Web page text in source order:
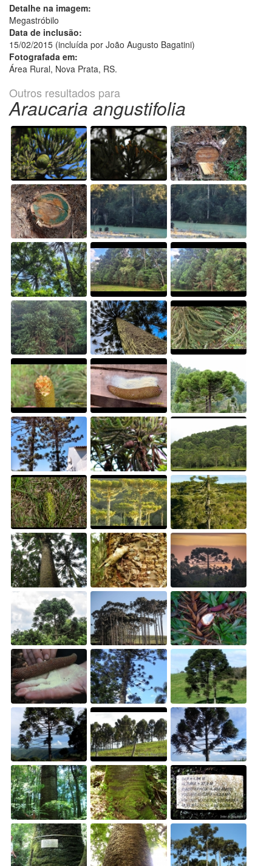
Detalhe na imagem:
Megastróbilo
Data de inclusão:
15/02/2015 (incluída por João Augusto Bagatini)
Fotografada em:
Área Rural, Nova Prata, RS.
Outros resultados para
Araucaria angustifolia